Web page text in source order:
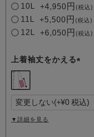
10L +4,950 税込
11L +5,500 税込
12L +6,050 税込
上着袖丈をかえる
須
)
▼詳細を見る